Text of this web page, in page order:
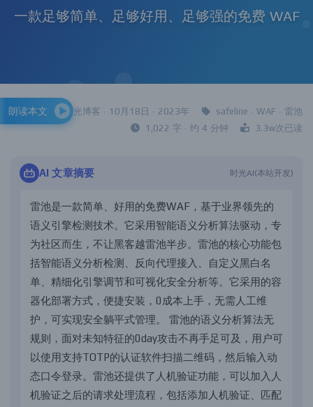
一款足够简单、足够好用、足够强的免费 WAF
浅时光博客 · 10月18日 · 2023年 safeline · WAF · 雷池
1,022 字 · 约 4 分钟
3.3w次已读
朗读本文
AI 文章摘要 时光AI(本站开发)
雷池是一款简单 好用的免费WAF ， 基于业界领先的
语义 引 擎检测技术。 它采用智能语义分析算法驱动 ， 专
为社区而生 ， 不让黑客越雷池半步。 雷池的核心功能包
括智能语义分析检测 反向代理接 入 自定 义黑白名
单
精细化引 擎调节和可视化安全分析等。 它采用的容
器化部署方式 ， 便捷安装 ， 0 成本 上手 ， 无需 人 工维
护 ， 可实现安全躺平式管理。 雷池的语义分析算法无
规则 ， 面对未知特征的0day攻击不再手足可及 ， 用 户可
以使用支持TOTP的认证软件扫描二维码 ， 然后输 入动
态口令登录。 雷池还提供了 人 机验证功能 ， 可 以加 入 人
机验证之 后的请求处理流程 ， 包括添加 人 机验证 匹配